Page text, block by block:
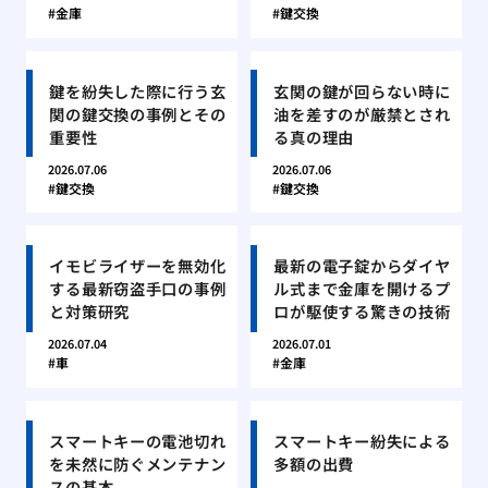
金庫 鍵交換
鍵を紛失した際に行う玄
関の鍵交換の事例とその
重要性
2026.07.06
鍵交換
玄関の鍵が回らない時に
油を差すのが厳禁とされ
る真の理由
2026.07.06
鍵交換
イモビライザーを無効化
する最新窃盗手口の事例
と対策研究
2026.07.04
車
最新の電子錠からダイヤ
ル式まで金庫を開けるプ
ロが駆使する驚きの技術
2026.07.01
金庫
スマートキーの電池切れ
を未然に防ぐメンテナン
スマートキー紛失による
多額の出費